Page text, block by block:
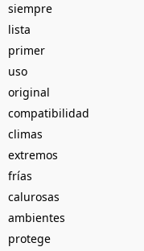
siempre
lista
primer
uso
original
compatibilidad
climas
extremos
frías
calurosas
ambientes
protege